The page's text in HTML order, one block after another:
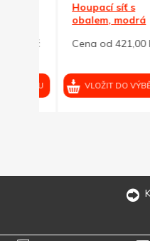
Houpací síť s
obalem, modrá
Cena od 421,00 Kč
VLOŽIT DO VÝBĚRU